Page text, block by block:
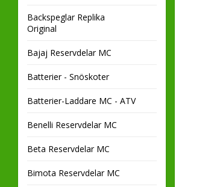
Backspeglar Replika
Original
Bajaj Reservdelar MC
Batterier - Snöskoter
Batterier-Laddare MC - ATV
Benelli Reservdelar MC
Beta Reservdelar MC
Bimota Reservdelar MC